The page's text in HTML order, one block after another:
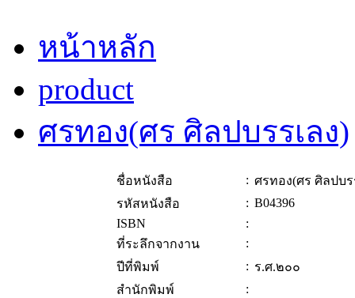
หน้าหลัก
product
ศรทอง(ศร ศิลปบรรเลง)
ชื่อหนังสือ : ศรทอง(ศร ศิลปบร
รหัสหนังสือ
: B04396
ISBN
:
ที่ระลึกจากงาน
:
ปีที่พิมพ์
: ร.ศ.๒๐๐
สำนักพิมพ์
: